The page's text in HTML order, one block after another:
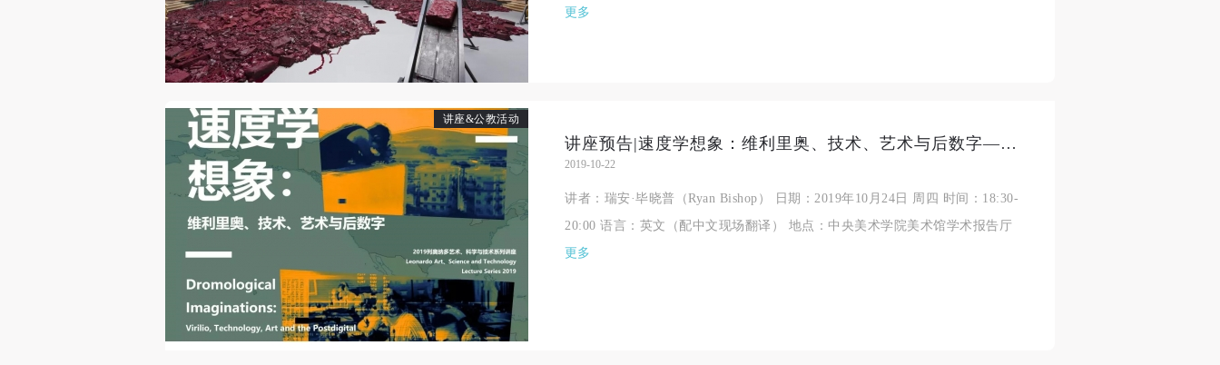
更多
讲座&公教活动
讲座预告|速度学想象：维利里奥、技术、艺术与后数字——瑞安·毕晓普（Ryan Bishop）
2019-10-22
讲者：瑞安·毕晓普（Ryan Bishop） 日期：2019年10月24日 周四 时间：18:30-
20:00 语言：英文（配中文现场翻译） 地点：中央美术学院美术馆学术报告厅
更多
快捷登录
手机号码 发送验证码
验证码
中央美术学院美术馆出版授权协议书
本人完全同意《中央美术学院美术馆》（以下简称“CAFAM”），愿意将本人
参与中央美术学院美术馆公共教育部组织的公益性活动（包括美术馆会员活
动）的涉及本人的图像、照片、文字、著作、活动成果（如参与工作坊创作
的作品）提交中央美术学院用作发表、出版。中央美术学院可以以电子、网
络及其它数字媒体形式公开出版，并同意编入《中国知识资源总库》《中央
中央美术学院美术馆出版授权协议书
本人完全同意《中央美术学院美术馆》（以下简称“CAFAM”），愿意将本人
参与中央美术学院美术馆公共教育部组织的公益性活动（包括美术馆会员活
动）的涉及本人的图像、照片、文字、著作、活动成果（如参与工作坊创作
的作品）提交中央美术学院用作发表、出版。中央美术学院可以以电子、网
络及其它数字媒体形式公开出版，并同意编入《中国知识资源总库》《中央
中央美术学院美术馆出版授权协议书
本人完全同意《中央美术学院美术馆》（以下简称“CAFAM”），愿意将本人
参与中央美术学院美术馆公共教育部组织的公益性活动（包括美术馆会员活
动）的涉及本人的图像、照片、文字、著作、活动成果（如参与工作坊创作
的作品）提交中央美术学院用作发表、出版。中央美术学院可以以电子、网
络及其它数字媒体形式公开出版，并同意编入《中国知识资源总库》《中央